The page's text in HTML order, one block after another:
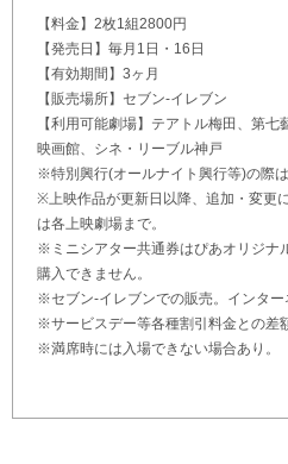
【料金】2枚1組2800円
【発売日】毎月1日・16日
【有効期間】3ヶ月
【販売場所】セブン-イレブン
【利用可能劇場】テアトル梅田、第
映画館、シネ・リーブル神戸
※特別興行(オールナイト興行等)の際
※上映作品が更新日以降、追加・変更
は各上映劇場まで。
※ミニシアター共通券はぴあオリジナ
購入できません。
※セブン-イレブンでの販売。インタ
※サービスデー等各種割引料金との差
※満席時には入場できない場合あり。